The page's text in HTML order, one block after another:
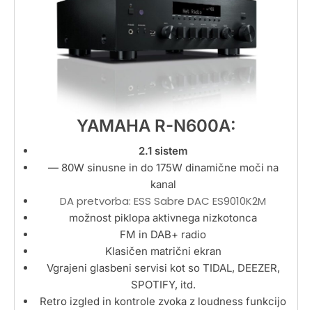
YAMAHA R-N600A:
2.1 sistem
— 80W sinusne in do 175W dinamične moči na
kanal
DA pretvorba: ESS Sabre DAC ES9010K2M
možnost piklopa aktivnega nizkotonca
FM in DAB+ radio
Klasičen matrični ekran
Vgrajeni glasbeni servisi kot so TIDAL, DEEZER,
SPOTIFY, itd.
Retro izgled in kontrole zvoka z loudness funkcijo